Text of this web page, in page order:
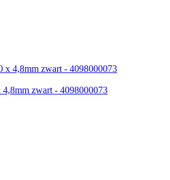
zwart - 4098000073